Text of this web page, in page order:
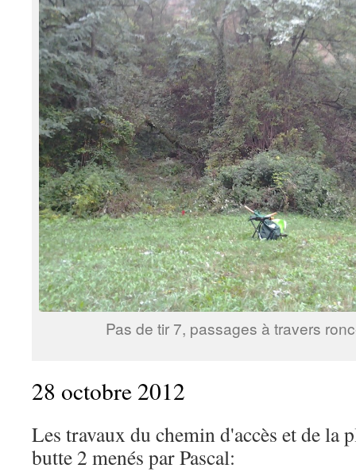
Pas de tir 7, passages à travers
28 octobre 2012
Les travaux du chemin d'accès et de la
butte 2 menés par Pascal: